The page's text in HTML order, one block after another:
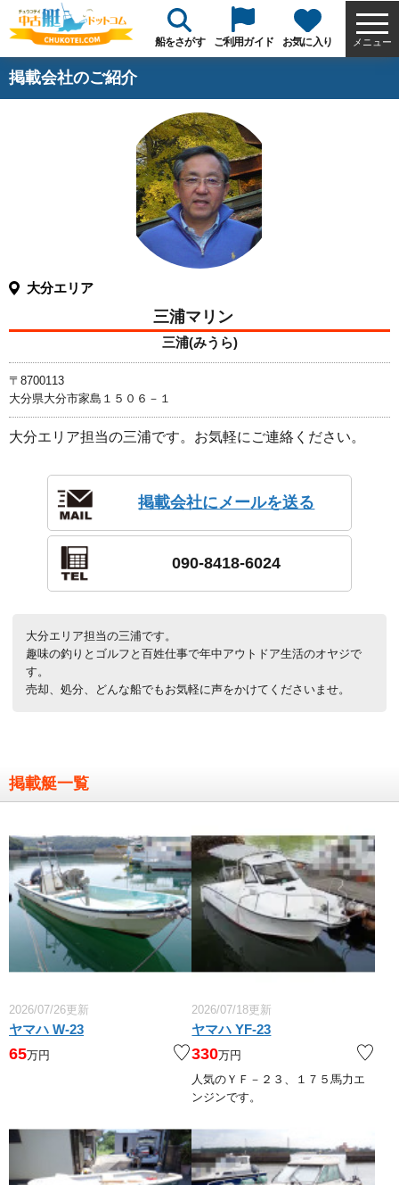
船をさがす ご利用ガイド お気に入り メニュー
掲載会社のご紹介
大分エリア
三浦マリン
三浦(みうら)
〒8700113
大分県大分市家島１５０６－１
大分エリア担当の三浦です。お気軽にご連絡ください。
掲載会社にメールを送る
090-8418-6024
大分エリア担当の三浦です。
趣味の釣りとゴルフと百姓仕事で年中アウトドア生活のオヤジで
す。
売却、処分、どんな船でもお気軽に声をかけてくださいませ。
掲載艇一覧
2026/07/26更新
ヤマハ W-23
65万円
2026/07/18更新
ヤマハ YF-23
330万円
人気のＹＦ－２３、１７５馬力エ
ンジンです。